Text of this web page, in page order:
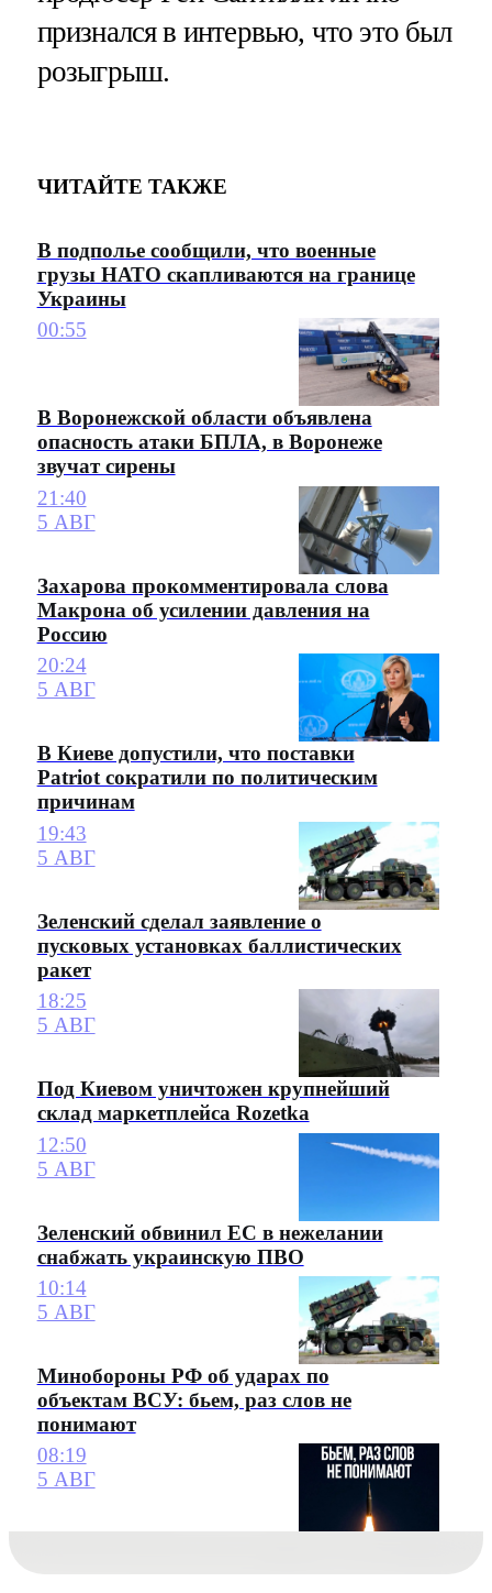
признался в интервью, что это был
розыгрыш.
ЧИТАЙТЕ ТАКЖЕ
В подполье сообщили, что военные
грузы НАТО скапливаются на границе
Украины
00:55
В Воронежской области объявлена
опасность атаки БПЛА, в Воронеже
звучат сирены
21:40
5 АВГ
Захарова прокомментировала слова
Макрона об усилении давления на
Россию
20:24
5 АВГ
В Киеве допустили, что поставки
Patriot сократили по политическим
причинам
19:43
5 АВГ
Зеленский сделал заявление о
пусковых установках баллистических
ракет
18:25
5 АВГ
Под Киевом уничтожен крупнейший
склад маркетплейса Rozetka
12:50
5 АВГ
Зеленский обвинил ЕС в нежелании
снабжать украинскую ПВО
10:14
5 АВГ
Минобороны РФ об ударах по
объектам ВСУ: бьем, раз слов не
понимают
08:19
5 АВГ